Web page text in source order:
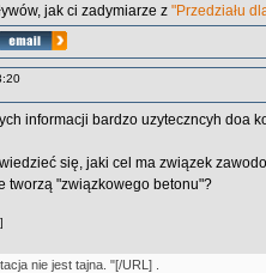
jak ci zadymiarze z "Przedziału
informacji bardzo uzyteczncyh doa
się, jaki cel ma związek
tworzą "związkowego betonu"?
]
nie jest tajna. "[/URL] .